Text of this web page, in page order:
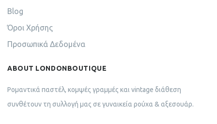
Blog
Όροι Χρήσης
Προσωπικά Δεδομένα
ABOUT LONDONBOUTIQUE
Ρομαντικά παστέλ, κομψές γραμμές και vintage διάθεση
συνθέτουν τη συλλογή μας σε γυναικεία ρούχα & αξεσουάρ.